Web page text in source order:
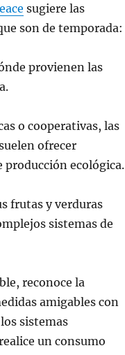
sugiere las
son de temporada:
provienen las
o cooperativas, las
ofrecer
producción ecológica.
frutas y verduras
sistemas de
reconoce la
amigables con
sistemas
un consumo